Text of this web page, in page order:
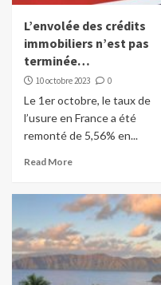
L’envolée des crédits
immobiliers n’est pas
terminée…
10 octobre 2023 0
Le 1er octobre, le taux de
l’usure en France a été
remonté de 5,56% en...
Read More